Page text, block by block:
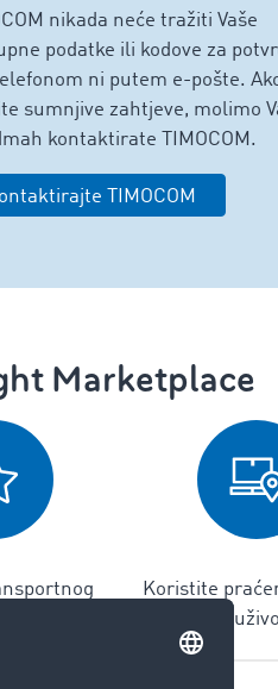
nikada neće tražiti Vaše
podatke ili kodove za
ni putem e-pošte.
sumnjive zahtjeve, molimo
kontaktirate TIMOCOM.
TIMOCOM
Marketplace
Koristite
uživo